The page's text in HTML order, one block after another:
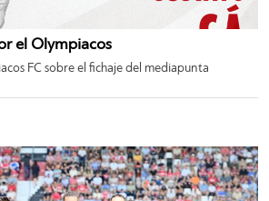
el Olympiacos
FC sobre el fichaje del mediapunta